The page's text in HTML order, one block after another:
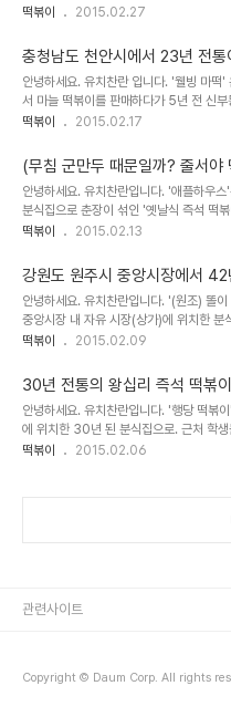
어 오래전 손님들에게 백백 집으로 불려왔
그곳 떡볶이 ..
떡볶이 2015.02.27
충청남도 천안시에서 23년 전통
먹어봤더니 - 웰빙 마떡
안녕하세요. 유치찬란 입니다. '웰빙 마떡'
서 마늘 떡볶이를 판매하다가 5년 전 신
째 떡볶이를 판매하고 있다는 곳입니다.
아가봤..
떡볶이 2015.02.17
(무침 군만두 때문일까? 줄서야
볶이 집) 30년 전통. 세화 여고
- 애플하우스
안녕하세요. 유치찬란입니다. '애플하우
분식집으로 춘장이 섞인 '옛날식 즉석 떡
진 곳입니다. 사실 오래된 단골손님들은 '
수님..
떡볶이 2015.02.13
강원도 원주시 중앙시장에서
어봤더니 - (원조) 똘이 떡볶이
안녕하세요. 유치찬란입니다. '(원조) 똘
중앙시장 내 자유 시장(상가)에 위치한 분
르는 사람이 없을 정도로 떡볶이로 유명한
하다. 시장 건..
떡볶이 2015.02.09
30년 전통의 왕십리 즉석 떡볶
당 떡볶이
안녕하세요. 유치찬란입니다. '행당 떡볶
에 위치한 30년 된 분식집으로. 근처 학
진 곳이라고 합니다. 그 곳 떡볶이 맛이 궁
떡볶이 2015.02.06
Copyright © Daum Corp. All rights
관련사이트